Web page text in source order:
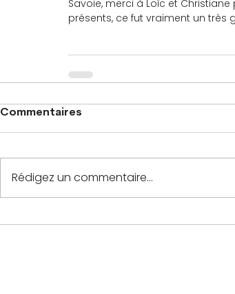
Savoie, merci à Loïc et
présents, ce fut vraiment un très
Commentaires
Rédigez un commentaire...